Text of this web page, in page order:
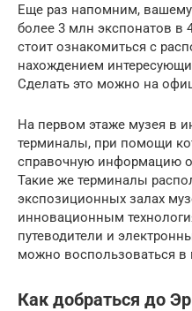
Еще раз напомним,
более 3 млн экспонатов в
стоит ознакомиться с
нахождением
Сделать это можно на
На первом этаже музея в
терминалы, при помощи
справочную информацию о
Такие же терминалы
экспозиционных залах
инновационным
путеводители и
можно воспользоваться в
Как добраться до